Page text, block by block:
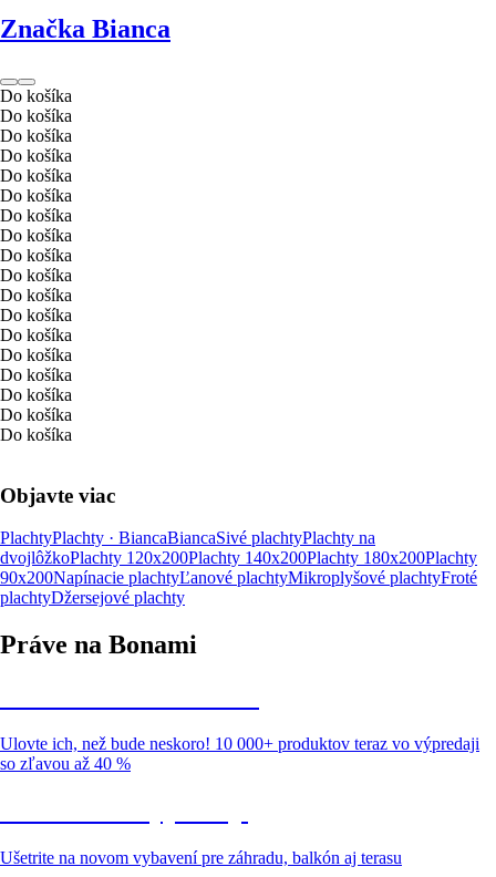
Značka Bianca
Do košíka
Do košíka
Do košíka
Do košíka
Do košíka
Do košíka
Do košíka
Do košíka
Do košíka
Do košíka
Do košíka
Do košíka
Do košíka
Do košíka
Do košíka
Do košíka
Do košíka
Do košíka
Objavte viac
PlachtyPlachty · BiancaBiancaSivé plachtyPlachty na
dvojlôžkoPlachty 120x200Plachty 140x200Plachty 180x200Plachty
90x200Napínacie plachtyĽanové plachtyMikroplyšové plachtyFroté
plachtyDžersejové plachty
Práve na Bonami
Ulovte ich, než bude neskoro! 10 000+ produktov teraz vo výpredaji
so zľavou až 40 %
Ušetrite na novom vybavení pre záhradu, balkón aj terasu